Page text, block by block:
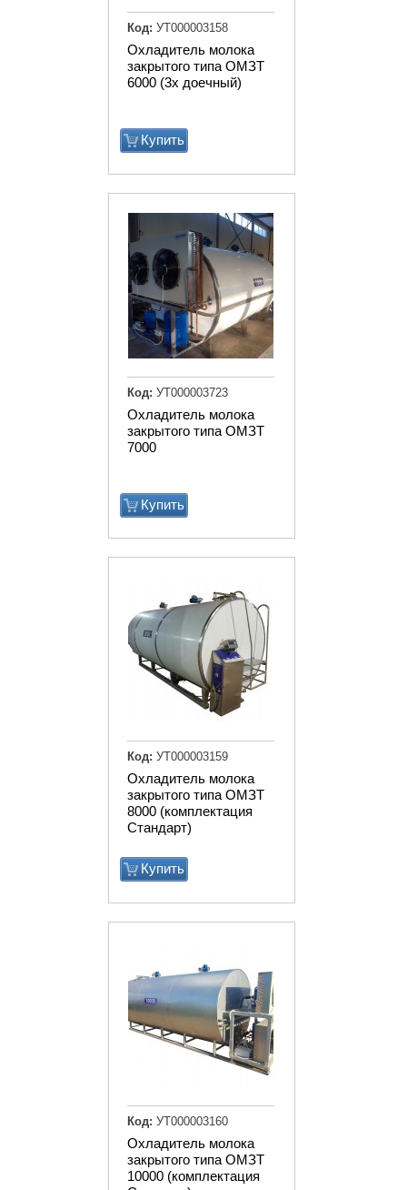
Охладитель молока
закрытого типа ОМЗТ
6000 (3х доечный)
Купить
Код: УТ000003158
Охладитель молока
закрытого типа ОМЗТ
7000
Купить
Код: УТ000003723
Охладитель молока
закрытого типа ОМЗТ
8000 (комплектация
Стандарт)
Купить
Код: УТ000003159
Охладитель молока
закрытого типа ОМЗТ
10000 (комплектация
Код: УТ000003160